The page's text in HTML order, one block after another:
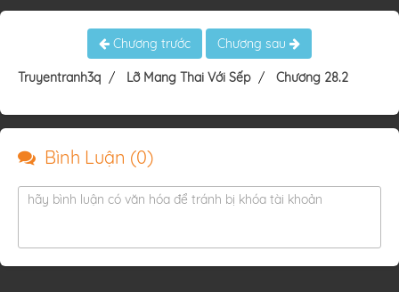
Chương trước Chương sau
Truyentranh3q Lỡ Mang Thai Với Sếp Chương 28.2
Bình Luận (0)
hãy bình luận có văn hóa để tránh bị khóa tài khoản